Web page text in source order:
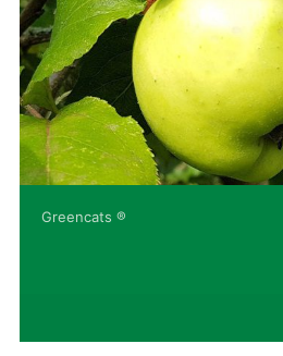
Greencats ®